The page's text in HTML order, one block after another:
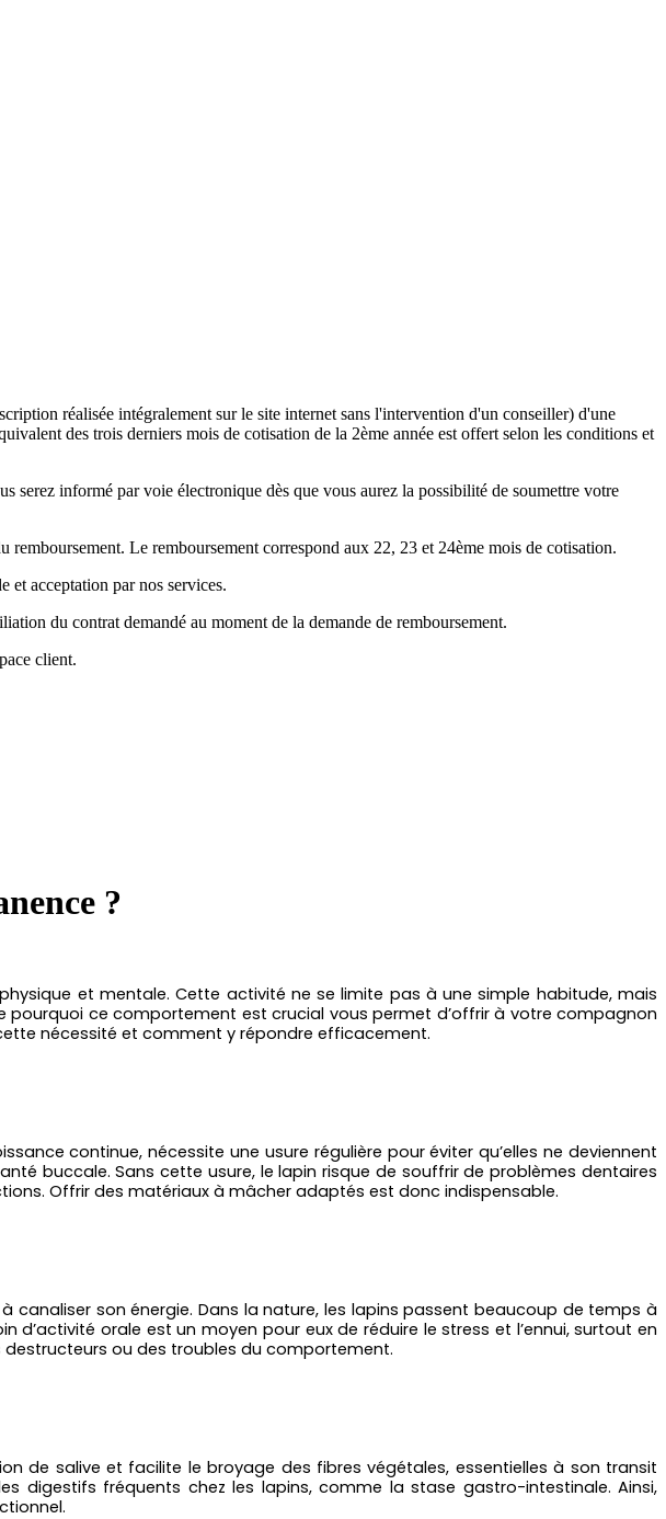
réalisée intégralement sur le site internet sans l'intervention d'un conseiller) d'une
des trois derniers mois de cotisation de la 2ème année est offert selon les conditions et
serez informé par voie électronique dès que vous aurez la possibilité de soumettre votre
remboursement. Le remboursement correspond aux 22, 23 et 24ème mois de cotisation.
et acceptation par nos services.
du contrat demandé au moment de la demande de remboursement.
client.
?
et mentale. Cette activité ne se limite pas à une simple habitude, mais
ce comportement est crucial vous permet d’offrir à votre compagnon
nécessité et comment y répondre efficacement.
continue, nécessite une usure régulière pour éviter qu’elles ne deviennent
buccale. Sans cette usure, le lapin risque de souffrir de problèmes dentaires
Offrir des matériaux à mâcher adaptés est donc indispensable.
son énergie. Dans la nature, les lapins passent beaucoup de temps à
orale est un moyen pour eux de réduire le stress et l’ennui, surtout en
ou des troubles du comportement.
de salive et facilite le broyage des fibres végétales, essentielles à son transit
digestifs fréquents chez les lapins, comme la stase gastro-intestinale. Ainsi,